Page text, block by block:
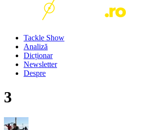
Tackle Show
Analiză
Dicționar
Newsletter
Despre
3